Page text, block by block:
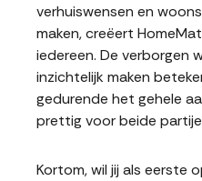
verhuiswensen en
maken, creëert
iedereen. De verborgen
inzichtelijk maken
gedurende het gehele
prettig voor beide
Kortom, wil jij als eerste